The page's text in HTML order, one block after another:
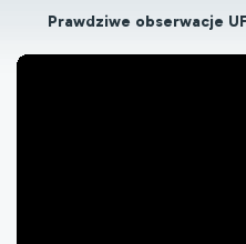
Prawdziwe obserwacje